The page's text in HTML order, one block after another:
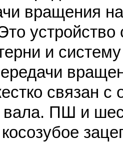
вращения
и
связан
вала. ПШ и